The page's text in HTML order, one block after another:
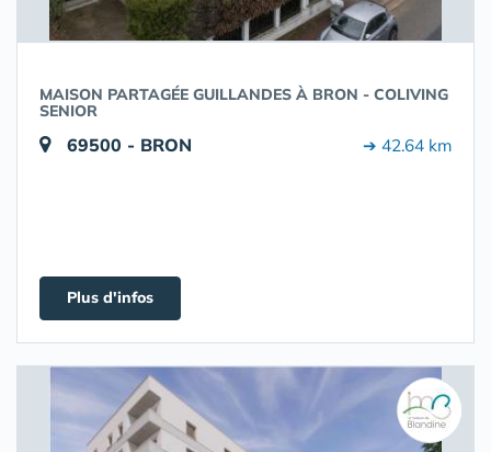
MAISON PARTAGÉE GUILLANDES À BRON - COLIVING
SENIOR
69500 - BRON ➔ 42.64 km
Plus d'infos